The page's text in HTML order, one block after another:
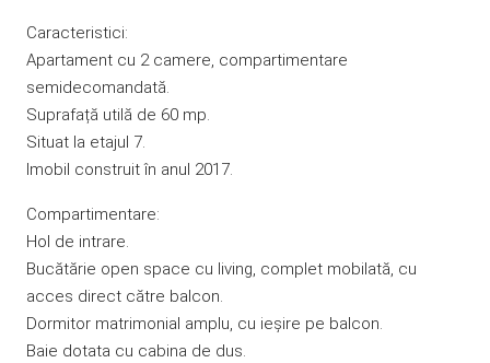
Caracteristici:
Apartament cu 2 camere, compartimentare
semidecomandată.
Suprafață utilă de 60 mp.
Situat la etajul 7.
Imobil construit în anul 2017.
Compartimentare:
Hol de intrare.
Bucătărie open space cu living, complet mobilată, cu
acces direct către balcon.
Dormitor matrimonial amplu, cu ieșire pe balcon.
Baie dotata cu cabina de dus.